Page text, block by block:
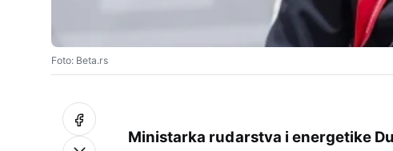
Foto: Beta.rs
Ministarka rudarstva i energetike